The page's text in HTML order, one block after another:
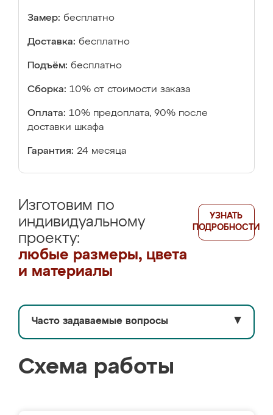
Замер: бесплатно
Доставка: бесплатно
Подъём: бесплатно
Сборка: 10% от стоимости заказа
Оплата: 10% предоплата, 90% после
доставки шкафа
Гарантия: 24 месяца
Изготовим по
индивидуальному
проекту:
любые размеры, цвета
и материалы
УЗНАТЬ
ПОДРОБНОСТИ
Часто задаваемые вопросы ▼
Схема работы